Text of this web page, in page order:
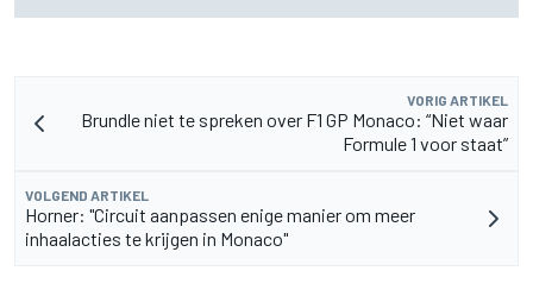
VORIG ARTIKEL
Brundle niet te spreken over F1 GP Monaco: “Niet waar
Formule 1 voor staat”
VOLGEND ARTIKEL
Horner: "Circuit aanpassen enige manier om meer
inhaalacties te krijgen in Monaco"